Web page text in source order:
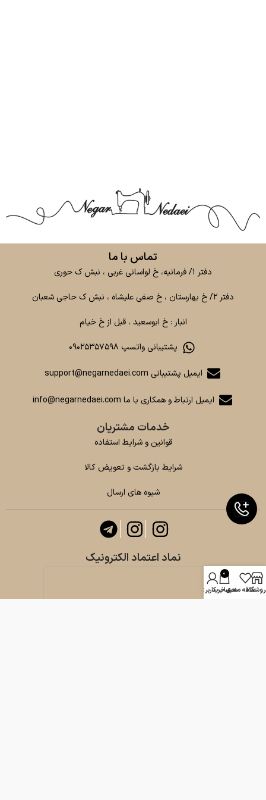
تماس با ما
دفتر ۱/ فرمانیه، خ لواسانی غربی ، نبش ک حوری
دفتر ۲/ خ بهارستان ، خ صفی علیشاه ، نبش ک حاجی شعبان
انبار : خ ابوسعید ، قبل از خ خیام
پشتیبانی واتسپ ۰۹۰۲۵۳۵۷۵۹۸
ایمیل پشتیبانی support@negarnedaei.com
ایمیل ارتباط و همکاری با ما info@negarnedaei.com
خدمات مشتریان
قوانین و شرایط استفاده
شرایط بازگشت و تعویض کالا
شیوه های ارسال
نماد اعتماد الکترونیک
علاقه مندی
0
سبد خرید
حساب کاربری من